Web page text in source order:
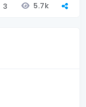
3 5.7k